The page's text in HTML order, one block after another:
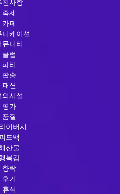
천사항
축제
카페
니케이션
뮤니티
클럽
파티
팝송
패션
의시설
평가
품질
이버시
드백
산물
행복감
향락
후기
휴식